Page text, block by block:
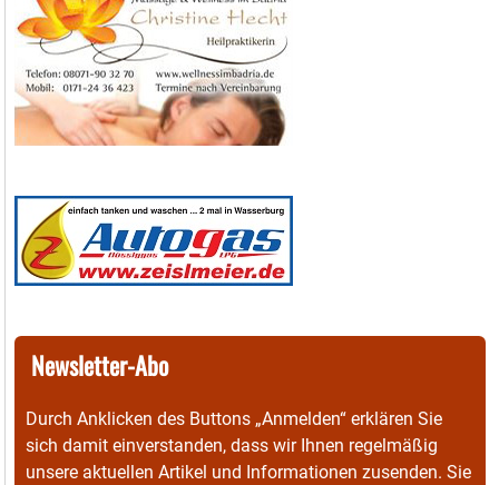
Newsletter-Abo
Durch Anklicken des Buttons „Anmelden“ erklären Sie
sich damit einverstanden, dass wir Ihnen regelmäßig
unsere aktuellen Artikel und Informationen zusenden. Sie